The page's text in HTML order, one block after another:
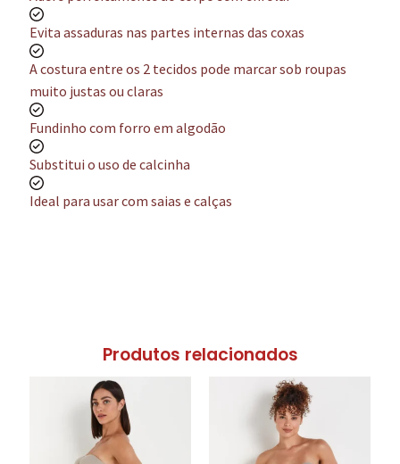
Evita assaduras nas partes internas das coxas
A costura entre os 2 tecidos pode marcar sob roupas
muito justas ou claras
Fundinho com forro em algodão
Substitui o uso de calcinha
Ideal para usar com saias e calças
Produtos relacionados